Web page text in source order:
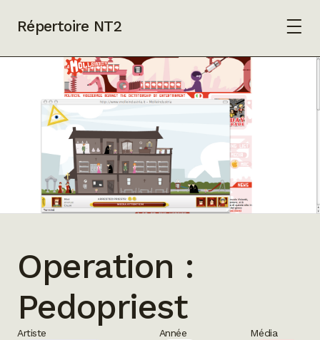
Répertoire NT2
Operation :
Pedopriest
Artiste
Année
Média